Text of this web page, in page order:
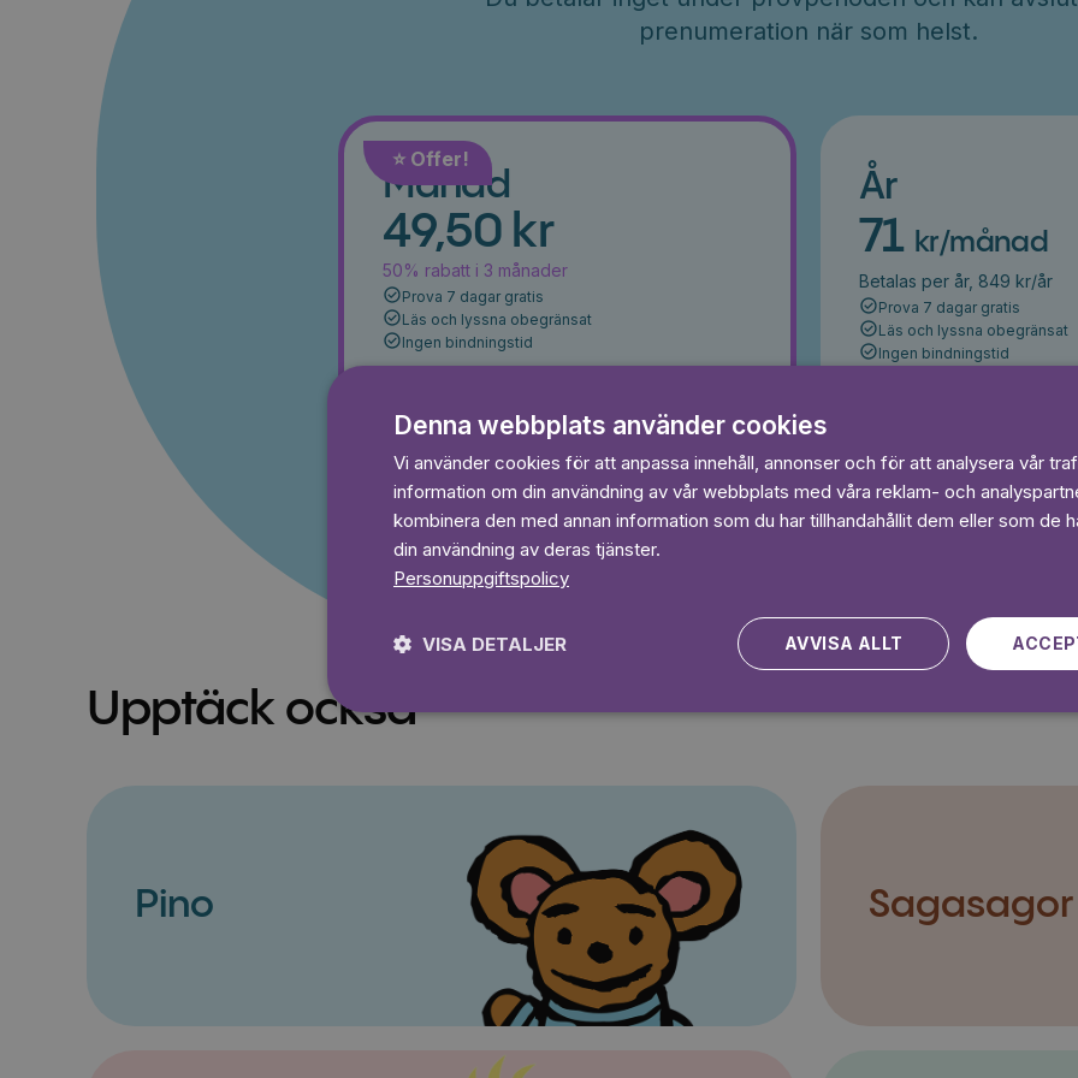
prenumeration när som helst.
⭐️ Offer!
Månad
49,50 kr
50% rabatt i 3 månader
Prova 7 dagar gratis
Läs och lyssna obegränsat
Ingen bindningstid
Prova 7 dagar gratis
År
71 kr/månad
Betalas per år, 849 kr/år
Prova 7 dagar gratis
Läs och lyssna obegränsat
Ingen bindningstid
Kampanjen gäller nya kunder fram till och med 2026-08-24
Upptäck också
Pino Sagasagor
Denna webbplats använder cookies
Vi använder cookies för att anpassa innehåll, annonser och för att analysera vår
information om din användning av vår webbplats med våra reklam- och
kombinera den med annan information som du har tillhandahållit dem eller som de
din användning av deras tjänster.
Personuppgiftspolicy
AVVISA ALLT
VISA DETALJER